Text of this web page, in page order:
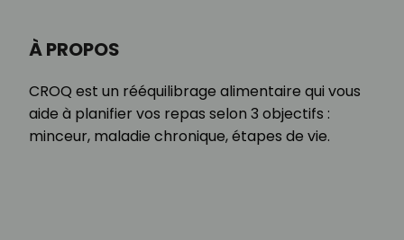
À PROPOS
CROQ est un rééquilibrage alimentaire qui vous
aide à planifier vos repas selon 3 objectifs :
minceur, maladie chronique, étapes de vie.